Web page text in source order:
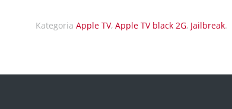
Kategoria Apple TV, Apple TV black 2G, Jailbreak.